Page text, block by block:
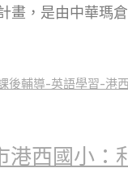
畫，是由中華瑪
港西國小